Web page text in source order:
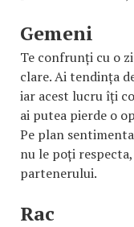
Gemeni
Te confrunți cu o
clare. Ai tendința
iar acest lucru îți
ai putea pierde o
Pe plan
nu le poți
partenerului.
Rac